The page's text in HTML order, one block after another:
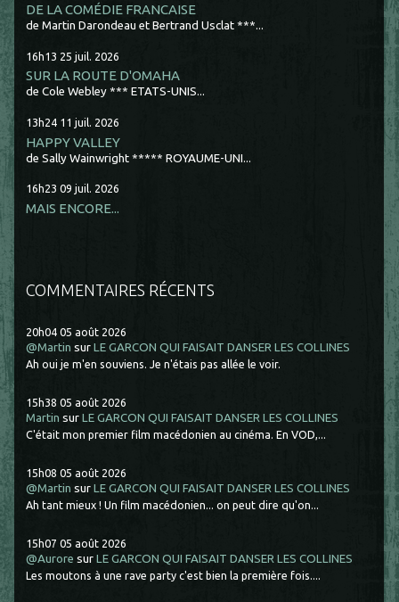
DE LA COMÉDIE FRANCAISE
de Martin Darondeau et Bertrand Usclat ***...
16h13 25 juil. 2026
SUR LA ROUTE D'OMAHA
de Cole Webley *** ETATS-UNIS...
13h24 11 juil. 2026
HAPPY VALLEY
de Sally Wainwright ***** ROYAUME-UNI...
16h23 09 juil. 2026
MAIS ENCORE...
COMMENTAIRES RÉCENTS
20h04 05 août 2026
@Martin surLE GARCON QUI FAISAIT DANSER LES COLLINES
Ah oui je m'en souviens. Je n'étais pas allée le voir.
15h38 05 août 2026
Martin surLE GARCON QUI FAISAIT DANSER LES COLLINES
C'était mon premier film macédonien au cinéma. En VOD,...
15h08 05 août 2026
@Martin surLE GARCON QUI FAISAIT DANSER LES COLLINES
Ah tant mieux ! Un film macédonien... on peut dire qu'on...
15h07 05 août 2026
@Aurore surLE GARCON QUI FAISAIT DANSER LES COLLINES
Les moutons à une rave party c'est bien la première fois....